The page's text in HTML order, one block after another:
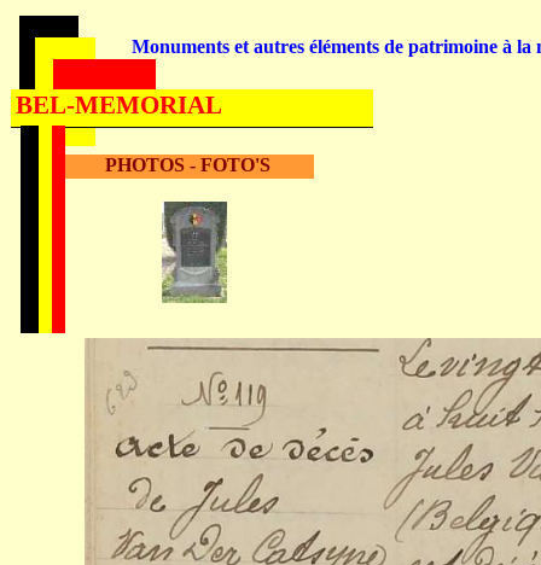
PHOTOS - FOTO'S
Monuments et autres éléments de patrimoine à la
BEL-MEMORIAL